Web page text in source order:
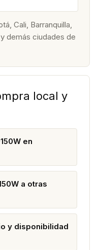
Cali, Barranquilla,
demás ciudades de
local y
en
a otras
y disponibilidad